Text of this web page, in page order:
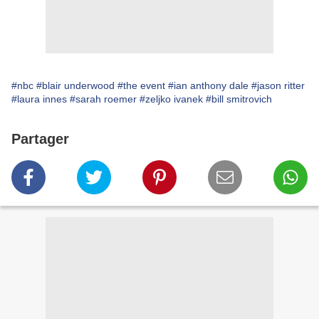
#nbc #blair underwood #the event #ian anthony dale #jason ritter
#laura innes #sarah roemer #zeljko ivanek #bill smitrovich
Partager